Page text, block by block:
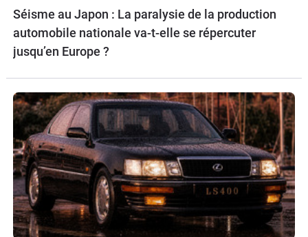
Séisme au Japon : La paralysie de la production
automobile nationale va-t-elle se répercuter
jusqu’en Europe ?